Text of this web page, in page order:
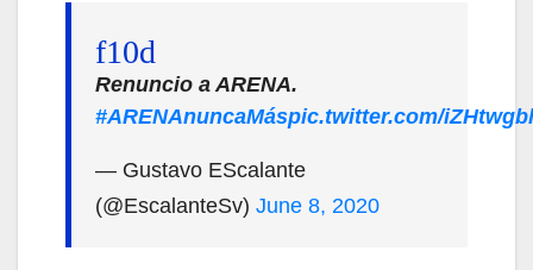
Renuncio a ARENA.
#ARENAnuncaMáspic.twitter.com/
— Gustavo EScalante
(@EscalanteSv) June 8, 2020